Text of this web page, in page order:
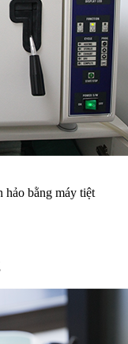
hảo bằng máy tiệt